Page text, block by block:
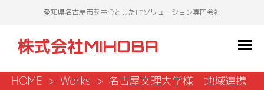
愛知県名古屋市を中心としたI Tソリューション専門会社
株式会社MIHOBA
HOME Works
名古屋文理大学様 地域連携